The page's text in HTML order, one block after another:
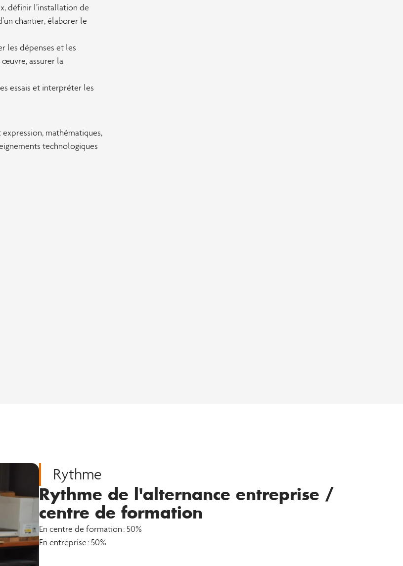
définir l’installation de
chantier, élaborer le
les dépenses et les
œuvre, assurer la
essais et interpréter les
mathématiques,
technologiques
Rythme
Rythme de l'alternance entreprise /
centre de formation
En centre de formation : 50%
En entreprise : 50%